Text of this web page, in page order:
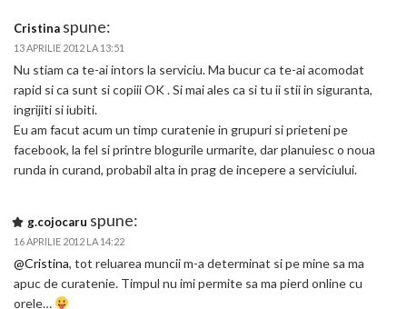
Cristina spune:
13 APRILIE 2012 LA 13:51
Nu stiam ca te-ai intors la serviciu. Ma bucur ca te-ai acomodat
rapid si ca sunt si copiii OK . Si mai ales ca si tu ii stii in siguranta,
ingrijiti si iubiti.
Eu am facut acum un timp curatenie in grupuri si prieteni pe
facebook, la fel si printre blogurile urmarite, dar planuiesc o noua
runda in curand, probabil alta in prag de incepere a serviciului.
g.cojocaru spune:
16 APRILIE 2012 LA 14:22
@Cristina, tot reluarea muncii m-a determinat si pe mine sa ma
apuc de curatenie. Timpul nu imi permite sa ma pierd online cu
orele…